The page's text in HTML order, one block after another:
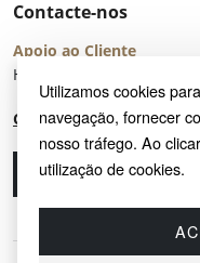
Utilizamos cookies
navegação, fornecer
nosso tráfego. Ao
utilização de cookies.
Contacte-nos
Apoio ao Cliente
Horário de Atendimento:
Centro de Ajuda
Ligue-nos